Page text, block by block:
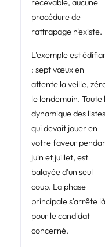
procédure de
rattrapage n'existe.
L'exemple est
: sept vœux en
attente la veille,
le lendemain. Toute
dynamique des
qui devait jouer en
votre faveur
juin et juillet, est
balayée d'un seul
coup. La phase
principale s'arrête là
pour le candidat
concerné.